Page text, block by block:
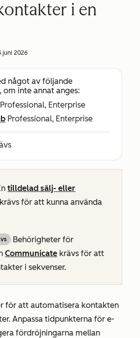
i en
juni 2026
något av följande
, om inte annat anges:
Professional, Enterprise
Professional, Enterprise
tilldelad sälj- eller
krävs för att kunna använda
Behörigheter för
Communicate krävs för att
i sekvenser.
för att automatisera kontakten
Anpassa tidpunkterna för e-
fördröjningarna mellan